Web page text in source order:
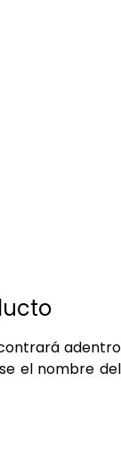
adentro
el nombre del